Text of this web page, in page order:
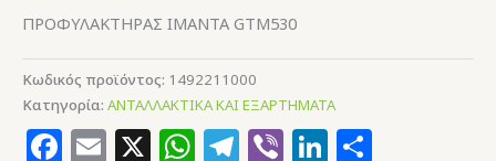
ΠΡΟΦΥΛΑΚΤΗΡΑΣ ΙΜΑΝΤΑ GTM530
Κωδικός προϊόντος: 1492211000
Κατηγορία: ΑΝΤΑΛΛΑΚΤΙΚΑ ΚΑΙ ΕΞΑΡΤΗΜΑΤΑ
Facebook
Email
X WhatsApp
Telegram
ViberLinkedIn